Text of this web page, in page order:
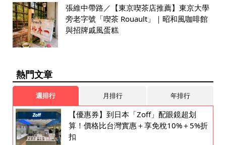
張維中帶路／【東京喫茶店推薦】東京大學
旁老字號「喫茶 Rouault」｜昭和風咖啡館
與招牌戚風蛋糕
熱門文章
週排行 月排行 年排行
【優惠券】到日本「Zoff」配眼鏡超划
算！價格比台灣實惠＋享免稅10%＋5%折
扣